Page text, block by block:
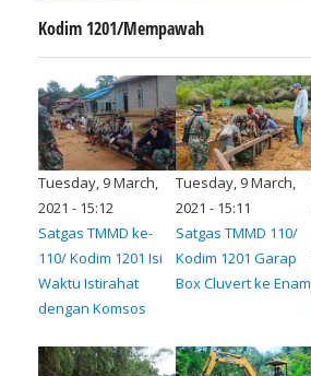
Kodim 1201/Mempawah
Tuesday, 9 March,
2021 - 15:12
Satgas TMMD ke-
110/ Kodim 1201 Isi
Waktu Istirahat
dengan Komsos
Tuesday, 9 March,
2021 - 15:11
Satgas TMMD 110/
Kodim 1201 Garap
Box Cluvert ke Enam